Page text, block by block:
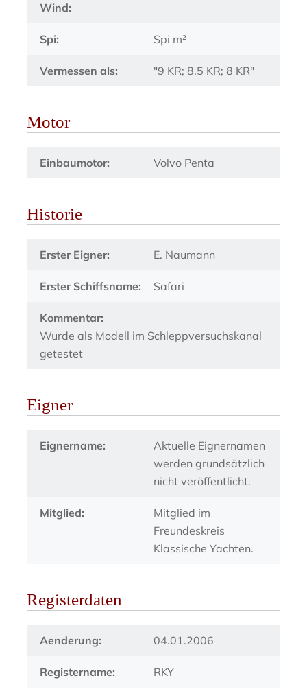
Wind:
Spi: Spi m²
Vermessen als: "9 KR; 8,5 KR; 8 KR"
Motor
Einbaumotor: Volvo Penta
Historie
Erster Eigner: E. Naumann
Erster Schiffsname: Safari
Kommentar:
Wurde als Modell im Schleppversuchskanal
getestet
Eigner
Eignername:
Aktuelle Eignernamen
werden grundsätzlich
nicht veröffentlicht.
Mitglied:
Mitglied im
Freundeskreis
Klassische Yachten.
Registerdaten
Aenderung: 04.01.2006
Registername: RKY